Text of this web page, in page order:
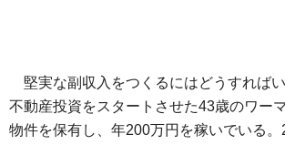
堅実な副収入をつくるにはどうすれば
不動産投資をスタートさせた43歳のワー
物件を保有し、年200万円を稼いでいる。